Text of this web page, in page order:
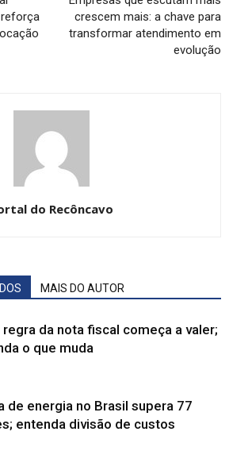
reforça
crescem mais: a chave para
transformar atendimento em
evolução
do Recôncavo
MAIS DO AUTOR
regra da nota fiscal começa a valer;
o que muda
de energia no Brasil supera 77
entenda divisão de custos